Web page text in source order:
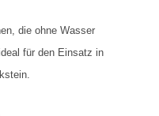
die ohne Wasser
für den Einsatz in